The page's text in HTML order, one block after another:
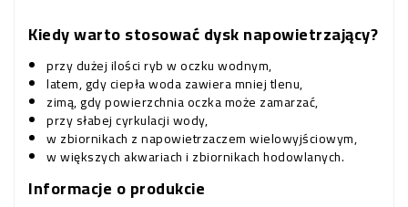
Kiedy warto stosować dysk napowietrzający?
przy dużej ilości ryb w oczku wodnym,
latem, gdy ciepła woda zawiera mniej tlenu,
zimą, gdy powierzchnia oczka może zamarzać,
przy słabej cyrkulacji wody,
w zbiornikach z napowietrzaczem wielowyjściowym,
w większych akwariach i zbiornikach hodowlanych.
Informacje o produkcie